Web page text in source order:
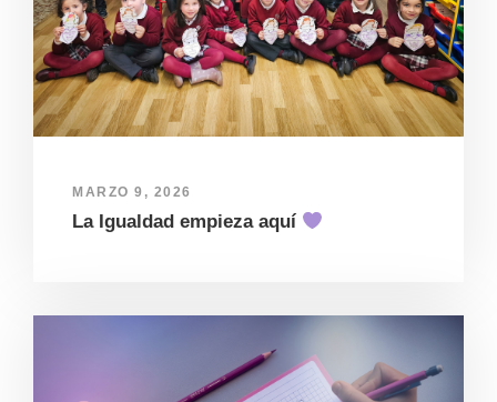
MARZO 9, 2026
La Igualdad empieza aquí